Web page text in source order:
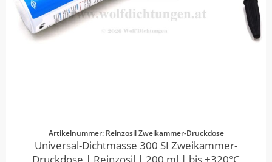
Artikelnummer: Reinzosil Zweikammer-Druckdose
Universal-Dichtmasse 300 SI Zweikammer-
Druckdose | Reinzosil | 200 ml | bis +320°C